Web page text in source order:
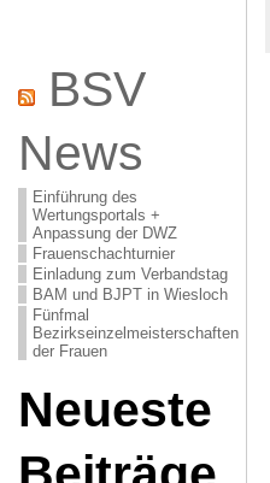
BSV
News
Einführung des
Wertungsportals +
Anpassung der DWZ
Frauenschachturnier
Einladung zum Verbandstag
BAM und BJPT in Wiesloch
Fünfmal
Bezirkseinzelmeisterschaften
der Frauen
Neueste